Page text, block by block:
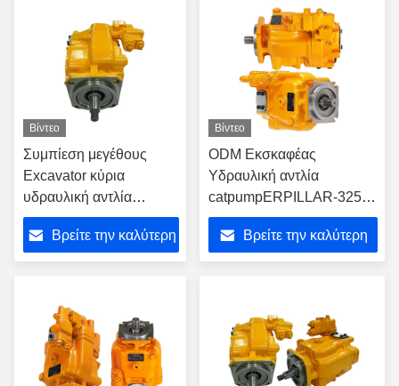
Βίντεο
Συμπίεση μεγέθους
Excavator κύρια
υδραυλική αντλία
catpumpERPILLAR-
325B 123-2229
Βρείτε την καλύτερη
Βίντεο
ODM Εκσκαφέας
Υδραυλική αντλία
catpumpERPILLAR-325B
126-2073 catpump
Εκσκαφέας αντλία
Βρείτε την καλύτερη